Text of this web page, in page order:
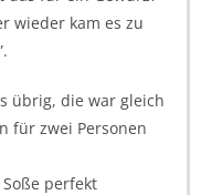
wieder kam es zu
übrig, die war gleich
für zwei Personen
perfekt